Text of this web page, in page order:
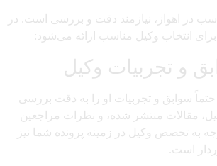
در اهواز، نیازمند دقت و بررسی است. در
برای انتخاب وکیل مناسب ارائه می‌شود:
و تجربیات وکیل
حتماً سوابق و تجربیات او را به دقت بررسی
مقالات منتشر شده، و نظرات مراجعین
به تخصص وکیل در زمینه پرونده شما نیز
است.